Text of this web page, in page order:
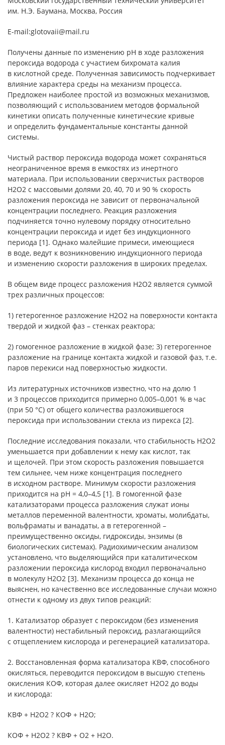
им. Н.Э. Баумана, Москва, Россия
E-mail:glotovaii@mail.ru
Получены данные по изменению рН в ходе разложения
пероксида водорода с участием бихромата калия
в кислотной среде. Полученная зависимость подчеркивает
влияние характера среды на механизм процесса.
Предложен наиболее простой из возможных механизмов,
позволяющий с использованием методов формальной
кинетики описать полученные кинетические кривые
и определить фундаментальные константы данной
системы.
Чистый раствор пероксида водорода может сохраняться
неограниченное время в емкостях из инертного
материала. При использовании сверхчистых растворов
Н2О2 с массовыми долями 20, 40, 70 и 90 % скорость
разложения пероксида не зависит от первоначальной
концентрации последнего. Реакция разложения
подчиняется точно нулевому порядку относительно
концентрации пероксида и идет без индукционного
периода [1]. Однако малейшие примеси, имеющиеся
в воде, ведут к возникновению индукционного периода
и изменению скорости разложения в широких пределах.
В общем виде процесс разложения Н2О2 является суммой
трех различных процессов:
1) гетерогенное разложение Н2О2 на поверхности контакта
твердой и жидкой фаз – стенках реактора;
2) гомогенное разложение в жидкой фазе; 3) гетерогенное
разложение на границе контакта жидкой и газовой фаз, т.е.
паров перекиси над поверхностью жидкости.
Из литературных источников известно, что на долю 1
и 3 процессов приходится примерно 0,005–0,001 % в час
(при 50 °С) от общего количества разложившегося
пероксида при использовании стекла из пирекса [2].
Последние исследования показали, что стабильность Н2О2
уменьшается при добавлении к нему как кислот, так
и щелочей. При этом скорость разложения повышается
тем сильнее, чем ниже концентрация последнего
в исходном растворе. Минимум скорости разложения
приходится на рН = 4,0–4,5 [1]. В гомогенной фазе
катализаторами процесса разложения служат ионы
металлов переменной валентности, хроматы, молибдаты,
вольфраматы и ванадаты, а в гетерогенной –
преимущественно оксиды, гидроксиды, энзимы (в
биологических системах). Радиохимическим анализом
установлено, что выделяющийся при каталитическом
разложении пероксида кислород входил первоначально
в молекулу Н2О2 [3]. Механизм процесса до конца не
выяснен, но качественно все исследованные случаи можно
отнести к одному из двух типов реакций:
1. Катализатор образует с пероксидом (без изменения
валентности) нестабильный пероксид, разлагающийся
с отщеплением кислорода и регенерацией катализатора.
2. Восстановленная форма катализатора КВФ, способного
окисляться, переводится пероксидом в высшую степень
окисления КОФ, которая далее окисляет Н2О2 до воды
и кислорода:
КВФ + Н2О2 ? КОФ + Н2О;
КОФ + Н2О2 ? КВФ + О2 + Н2О.